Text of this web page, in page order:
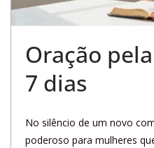
Oração
7 dias
No silêncio de um novo
poderoso para mulheres